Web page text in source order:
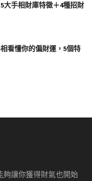
大手相財庫特徵＋4種招財
看懂你的偏財運，5個特
夠讓你獲得財氣也開始